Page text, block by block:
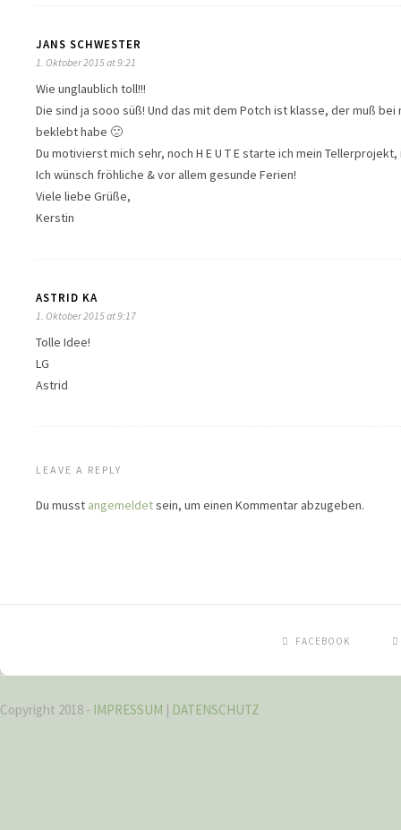
JANS SCHWESTER
1. Oktober 2015 at 9:21
Wie unglaublich toll!!!
Die sind ja sooo süß! Und das mit dem Potch ist klasse, der muß
beklebt habe 🙂
Du motivierst mich sehr, noch H E U T E starte ich mein
Ich wünsch fröhliche & vor allem gesunde Ferien!
Viele liebe Grüße,
Kerstin
ASTRID KA
1. Oktober 2015 at 9:17
Tolle Idee!
LG
Astrid
LEAVE A REPLY
Du musst angemeldetsein, um einen Kommentar abzugeben.
FACEBOOK
Copyright 2018 - IMPRESSUM | DATENSCHUTZ